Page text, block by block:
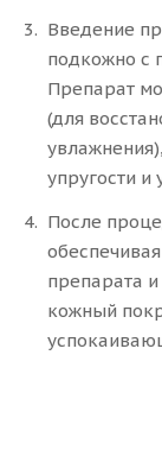
Введение
подкожно с
Препарат
(для
упругости
После
препарата
кожный